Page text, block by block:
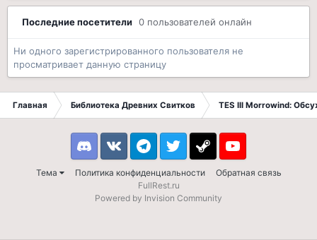
Последние посетители 0 пользователей онлайн
Ни одного зарегистрированного пользователя не
просматривает данную страницу
Главная Библиотека Древних Свитков TES III Morrowind:
Тема Политика конфиденциальности Обратная связь
DiscordVK TelegramTwitter Steam Youtube
FullRest.ru
Powered by Invision Community